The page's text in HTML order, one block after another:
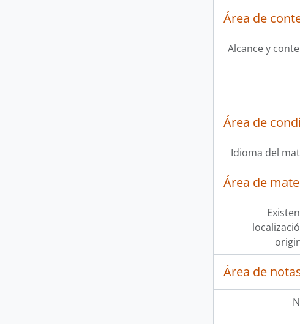
Área de
Alcance y
Área de
Idioma del
Área de
Área de